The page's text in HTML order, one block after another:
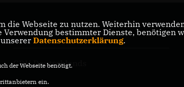
CDU Baden-Württemberg
CDU Deutschlands
die Webseite zu nutzen. Weiterhin
Verwendung bestimmter Dienste,
Datenschutzerklärung.
der Webseite benötigt.
ein.